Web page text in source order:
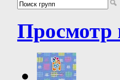
Просмотр